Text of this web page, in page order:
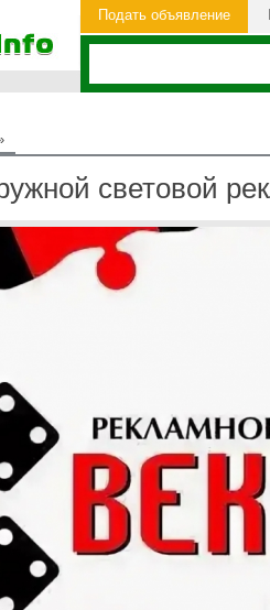
Подать объявление
световой